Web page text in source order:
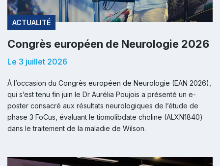
ACTUALITÉ
Congrès européen de Neurologie 2026
Le 3 juillet 2026
À l’occasion du Congrès européen de Neurologie (EAN 2026),
qui s’est tenu fin juin le Dr Aurélia Poujois a présenté un e-
poster consacré aux résultats neurologiques de l’étude de
phase 3 FoCus, évaluant le tiomolibdate choline (ALXN1840)
dans le traitement de la maladie de Wilson.